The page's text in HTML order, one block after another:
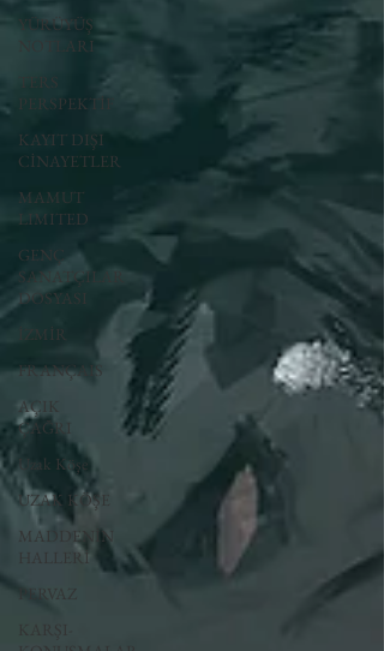
YÜRÜYÜŞ
NOTLARI
TERS
PERSPEKTİF
KAYIT DIŞI
CİNAYETLER
MAMUT
LIMITED
GENÇ
SANATÇILAR
DOSYASI
İZMİR
FRANÇAIS
AÇIK
ÇAĞRI
Uzak Köşe
UZAK KÖŞE
MADDENİN
HALLERİ
PERVAZ